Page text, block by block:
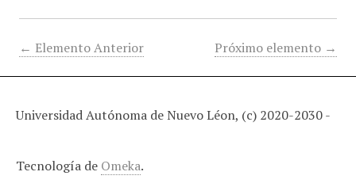
← Elemento Anterior Próximo elemento →
Universidad Autónoma de Nuevo Léon, (c) 2020-2030 -
Tecnología de Omeka.